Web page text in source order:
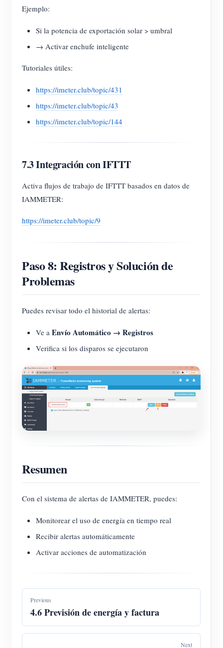
Ejemplo:
Si la potencia de exportación solar > umbral
→ Activar enchufe inteligente
Tutoriales útiles:
https://imeter.club/topic/431
https://imeter.club/topic/43
https://imeter.club/topic/144
7.3 Integración con IFTTT
Activa flujos de trabajo de IFTTT basados en datos de
IAMMETER:
https://imeter.club/topic/9
Paso 8: Registros y Solución de
Problemas
Puedes revisar todo el historial de alertas:
Ve a Envío Automático → Registros
Verifica si los disparos se ejecutaron
Resumen
Con el sistema de alertas de IAMMETER, puedes:
Monitorear el uso de energía en tiempo real
Recibir alertas automáticamente
Activar acciones de automatización
Previous
4.6 Previsión de energía y factura
Next